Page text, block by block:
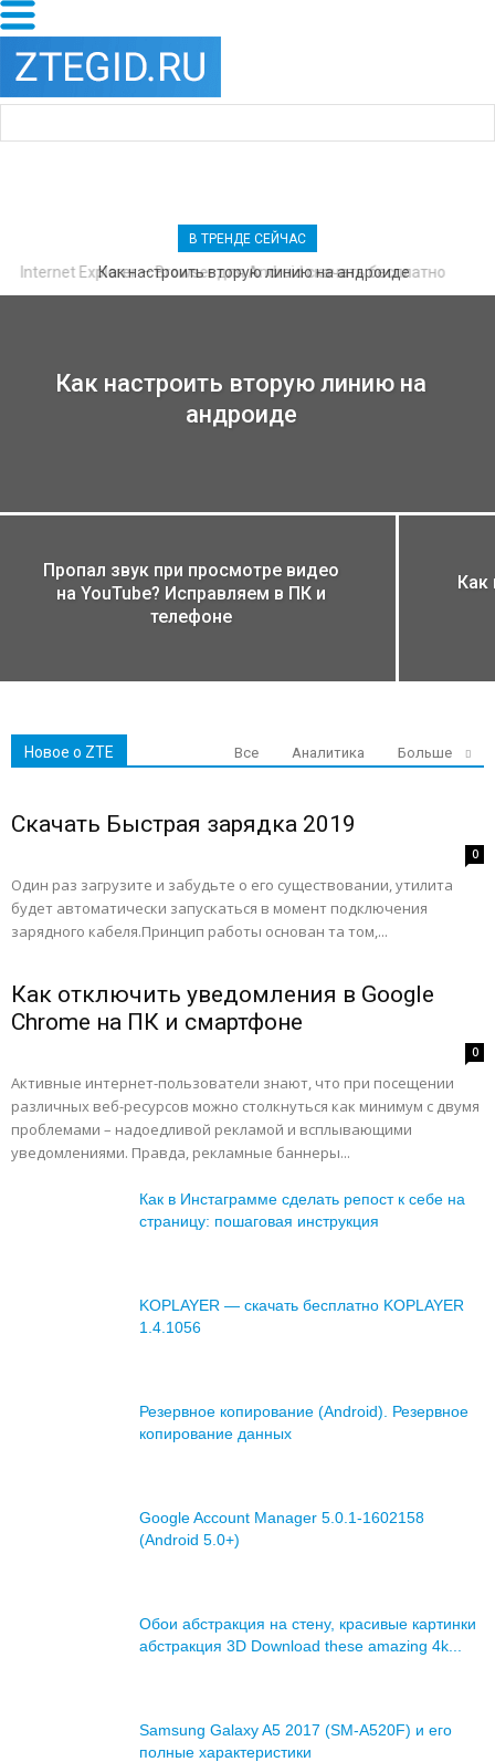
В ТРЕНДЕ СЕЙЧАС
Как настроить вторую линию на андроиде
Internet Explorer — Browser для Android скачать бесплатно
Как настроить вторую линию на
андроиде
Пропал звук при просмотре видео
на YouTube? Исправляем в ПК и
телефоне
Как
Новое о ZTE Все Аналитика Больше
Скачать Быстрая зарядка 2019
0
Один раз загрузите и забудьте о его существовании, утилита
будет автоматически запускаться в момент подключения
зарядного кабеля.Принцип работы основан та том,...
Как отключить уведомления в Google
Chrome на ПК и смартфоне
0
Активные интернет-пользователи знают, что при посещении
различных веб-ресурсов можно столкнуться как минимум с двумя
проблемами – надоедливой рекламой и всплывающими
уведомлениями. Правда, рекламные баннеры...
Как в Инстаграмме сделать репост к себе на
страницу: пошаговая инструкция
KOPLAYER — скачать бесплатно KOPLAYER
1.4.1056
Резервное копирование (Android). Резервное
копирование данных
Google Account Manager 5.0.1-1602158
(Android 5.0+)
Обои абстракция на стену, красивые картинки
абстракция 3D Download these amazing 4k...
Samsung Galaxy A5 2017 (SM-A520F) и его
полные характеристики